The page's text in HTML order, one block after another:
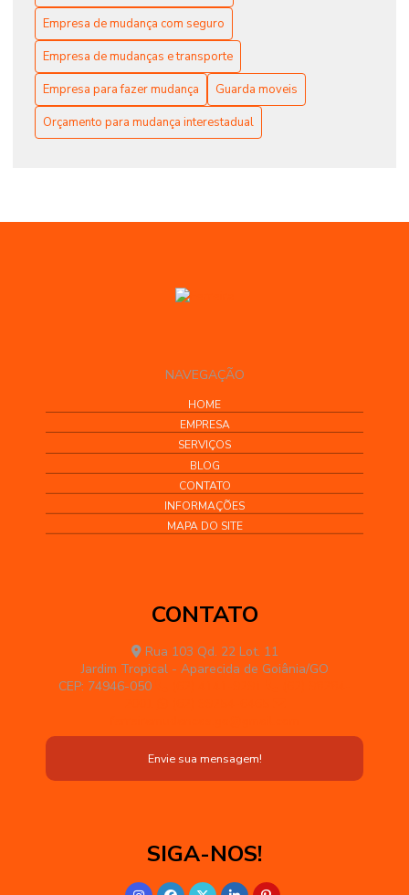
Empresa de mudança com seguro
Empresa de mudanças e transporte
Empresa para fazer mudança
Guarda moveis
Orçamento para mudança interestadual
NAVEGAÇÃO
HOME
EMPRESA
SERVIÇOS
BLOG
CONTATO
INFORMAÇÕES
MAPA DO SITE
CONTATO
Rua 103 Qd. 22 Lot. 11
Jardim Tropical - Aparecida de Goiânia/GO
CEP: 74946-050
Envie sua mensagem!
SIGA-NOS!